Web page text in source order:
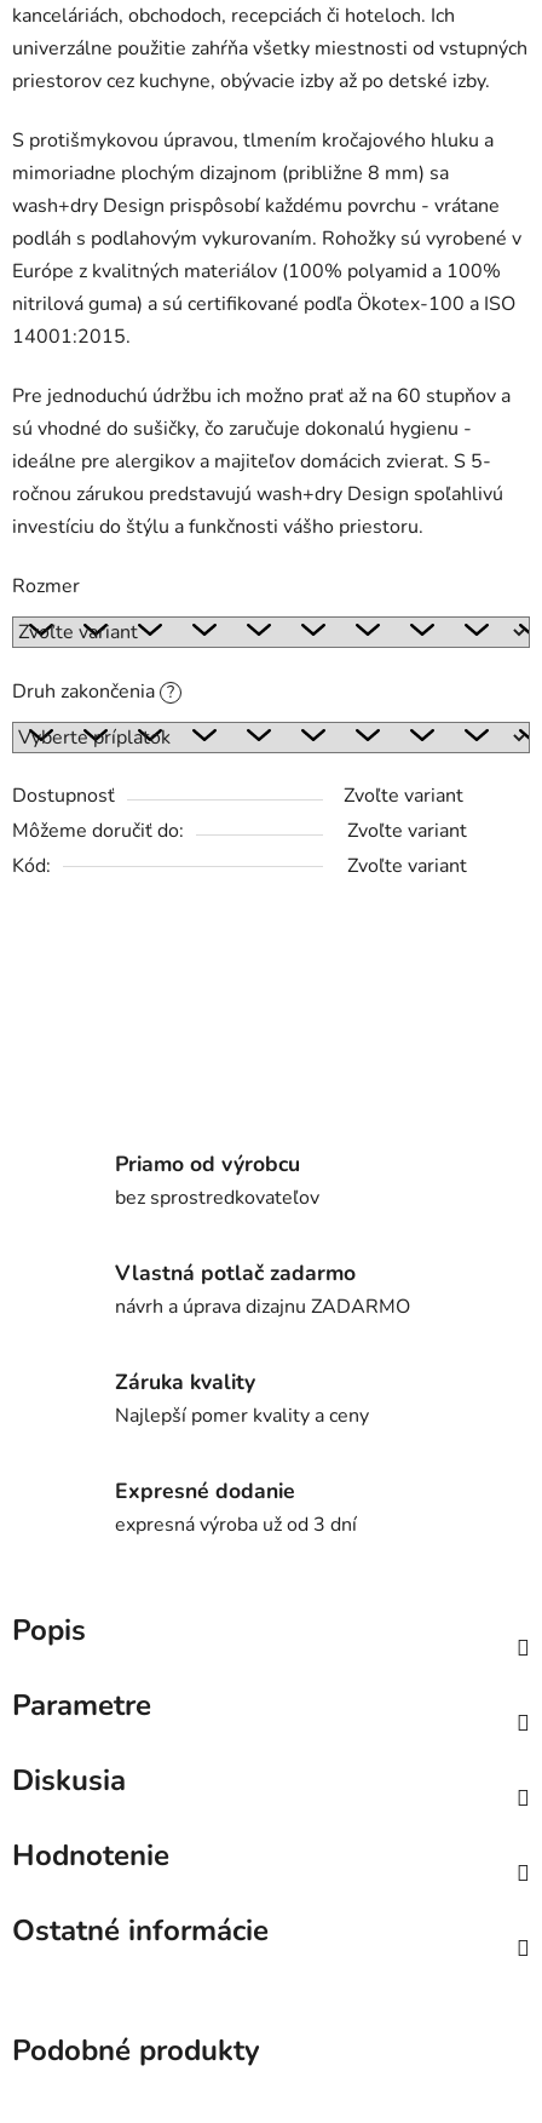
kanceláriách, obchodoch, recepciách či hoteloch. Ich
univerzálne použitie zahŕňa všetky miestnosti od vstupných
priestorov cez kuchyne, obývacie izby až po detské izby.
S protišmykovou úpravou, tlmením kročajového hluku a
mimoriadne plochým dizajnom (približne 8 mm) sa
wash+dry Design prispôsobí každému povrchu - vrátane
podláh s podlahovým vykurovaním. Rohožky sú vyrobené v
Európe z kvalitných materiálov (100% polyamid a 100%
nitrilová guma) a sú certifikované podľa Ökotex-100 a ISO
14001:2015.
Pre jednoduchú údržbu ich možno prať až na 60 stupňov a
sú vhodné do sušičky, čo zaručuje dokonalú hygienu -
ideálne pre alergikov a majiteľov domácich zvierat. S 5-
ročnou zárukou predstavujú wash+dry Design spoľahlivú
investíciu do štýlu a funkčnosti vášho priestoru.
Rozmer
Druh zakončenia ?
Dostupnosť
Zvoľte variant
Môžeme doručiť do:
Zvoľte variant
Kód:
Zvoľte variant
Priamo od výrobcu
bez sprostredkovateľov
Vlastná potlač zadarmo
návrh a úprava dizajnu ZADARMO
Záruka kvality
Najlepší pomer kvality a ceny
Expresné dodanie
expresná výroba už od 3 dní
Popis
Parametre
Diskusia
Hodnotenie
Ostatné informácie
Podobné produkty